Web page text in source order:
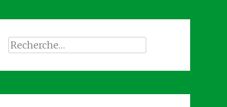
Rechercher :